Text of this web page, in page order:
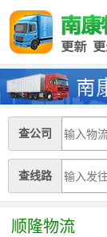
查公司
查线路
顺隆物流